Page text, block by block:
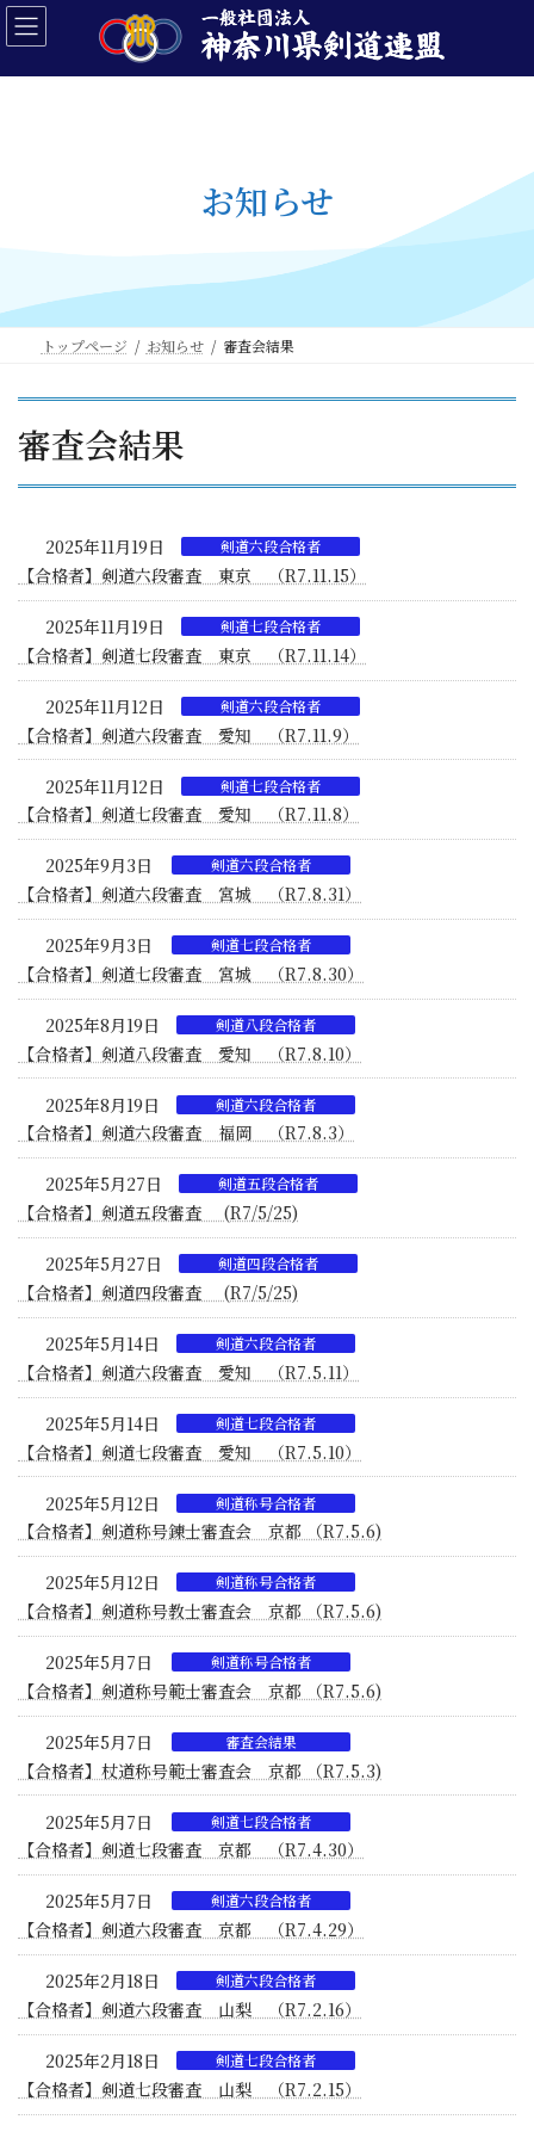
コ
ン
ン
ナ
ビ
ー
お知らせ
トップページ お知らせ 審査会結果
審査会結果
2025年11月19日 剣道六段合格者
【合格者】剣道六段審査 東京 （R7.11.15）
2025年11月19日 剣道七段合格者
【合格者】剣道七段審査 東京 （R7.11.14）
2025年11月12日 剣道六段合格者
【合格者】剣道六段審査 愛知 （R7.11.9）
2025年11月12日 剣道七段合格者
【合格者】剣道七段審査 愛知 （R7.11.8）
2025年9月3日 剣道六段合格者
【合格者】剣道六段審査 宮城 （R7.8.31）
2025年9月3日 剣道七段合格者
【合格者】剣道七段審査 宮城 （R7.8.30）
2025年8月19日 剣道八段合格者
【合格者】剣道八段審査 愛知 （R7.8.10）
2025年8月19日 剣道六段合格者
【合格者】剣道六段審査 福岡 （R7.8.3）
2025年5月27日 剣道五段合格者
【合格者】剣道五段審査 (R7/5/25)
2025年5月27日 剣道四段合格者
【合格者】剣道四段審査 (R7/5/25)
2025年5月14日 剣道六段合格者
【合格者】剣道六段審査 愛知 （R7.5.11）
2025年5月14日 剣道七段合格者
【合格者】剣道七段審査 愛知 （R7.5.10）
2025年5月12日 剣道称号合格者
【合格者】剣道称号錬士審査会 京都 （R7.5.6)
2025年5月12日 剣道称号合格者
【合格者】剣道称号教士審査会 京都 （R7.5.6)
2025年5月7日 剣道称号合格者
【合格者】剣道称号範士審査会 京都 （R7.5.6)
2025年5月7日 審査会結果
【合格者】杖道称号範士審査会 京都 （R7.5.3)
2025年5月7日 剣道七段合格者
【合格者】剣道七段審査 京都 （R7.4.30）
2025年5月7日 剣道六段合格者
【合格者】剣道六段審査 京都 （R7.4.29）
2025年2月18日 剣道六段合格者
【合格者】剣道六段審査 山梨 （R7.2.16）
2025年2月18日 剣道七段合格者
【合格者】剣道七段審査 山梨 （R7.2.15）